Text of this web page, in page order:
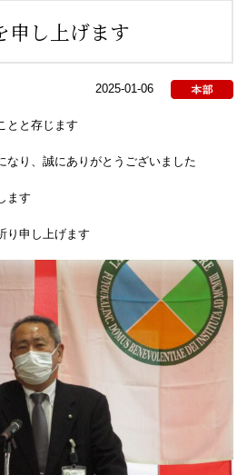
申し上げます
2025-01-06
とと存じます
なり、誠にありがとうございました
ます
り申し上げます